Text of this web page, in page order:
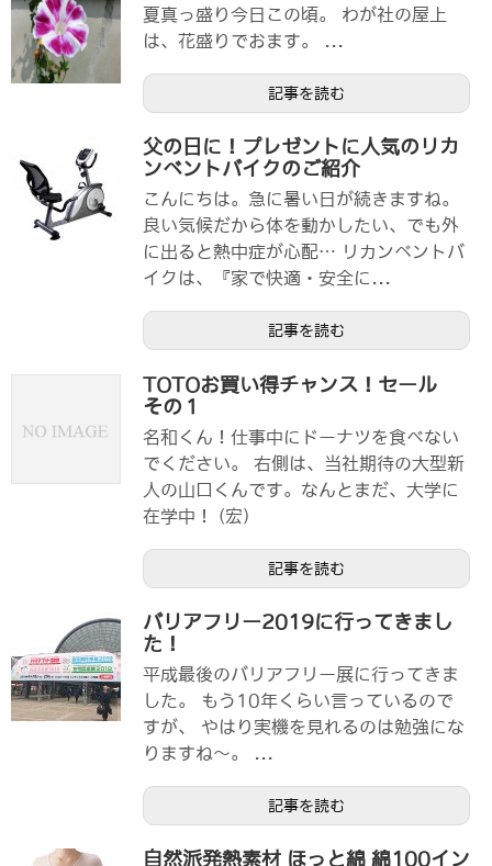
夏真っ盛り今日この頃。 わが社の屋上
は、花盛りでおます。 ...
記事を読む
父の日に！プレゼントに人気のリカ
ンベントバイクのご紹介
こんにちは。急に暑い日が続きますね。
良い気候だから体を動かしたい、でも外
に出ると熱中症が心配… リカンベントバ
イクは、『家で快適・安全に...
記事を読む
TOTOお買い得チャンス！セール
その１
名和くん！仕事中にドーナツを食べない
でください。 右側は、当社期待の大型新
人の山口くんです。なんとまだ、大学に
在学中！ (宏)
記事を読む
バリアフリー2019に行ってきまし
た！
平成最後のバリアフリー展に行ってきま
した。 もう10年くらい言っているので
すが、 やはり実機を見れるのは勉強にな
りますね～。 ...
記事を読む
自然派発熱素材 ほっと綿 綿100イン